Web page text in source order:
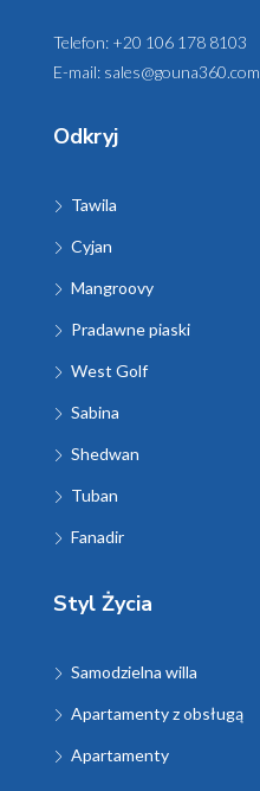
Telefon: +20 106 178 8103
E-mail: sales@gouna360.com
Odkryj
Tawila
Cyjan
Mangroovy
Pradawne piaski
West Golf
Sabina
Shedwan
Tuban
Fanadir
Styl Życia
Samodzielna willa
Apartamenty z obsługą
Apartamenty